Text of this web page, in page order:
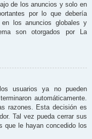
de los anuncios y solo en
por lo que debería
los anuncios globales y
son otorgados por La
usuarios ya no pueden
automáticamente.
razones. Esta decisión es
Tal vez pueda cerrar sus
que le hayan concedido los